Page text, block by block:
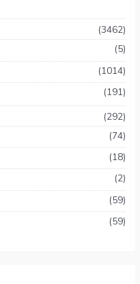
(3462)
(5)
(1014)
(191)
(292)
(74)
(18)
(2)
(59)
(59)